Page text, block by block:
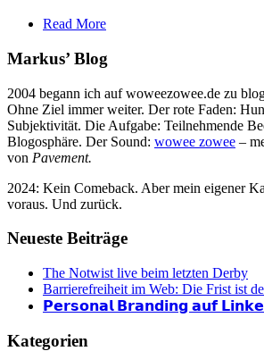
Read More
Markus’ Blog
2004 begann ich auf woweezowee.de zu
Ohne Ziel immer weiter. Der rote Faden:
Subjektivität. Die Aufgabe: Teilnehmende
Blogosphäre. Der Sound: wowee zowee –
von Pavement.
2024: Kein Comeback. Aber mein eigener
voraus. Und zurück.
Neueste Beiträge
The Notwist live beim letzten Derby
Barrierefreiheit im Web: Die Frist ist
𝗣𝗲𝗿𝘀𝗼𝗻𝗮𝗹 𝗕𝗿𝗮𝗻𝗱𝗶𝗻𝗴 𝗮𝘂𝗳
Kategorien